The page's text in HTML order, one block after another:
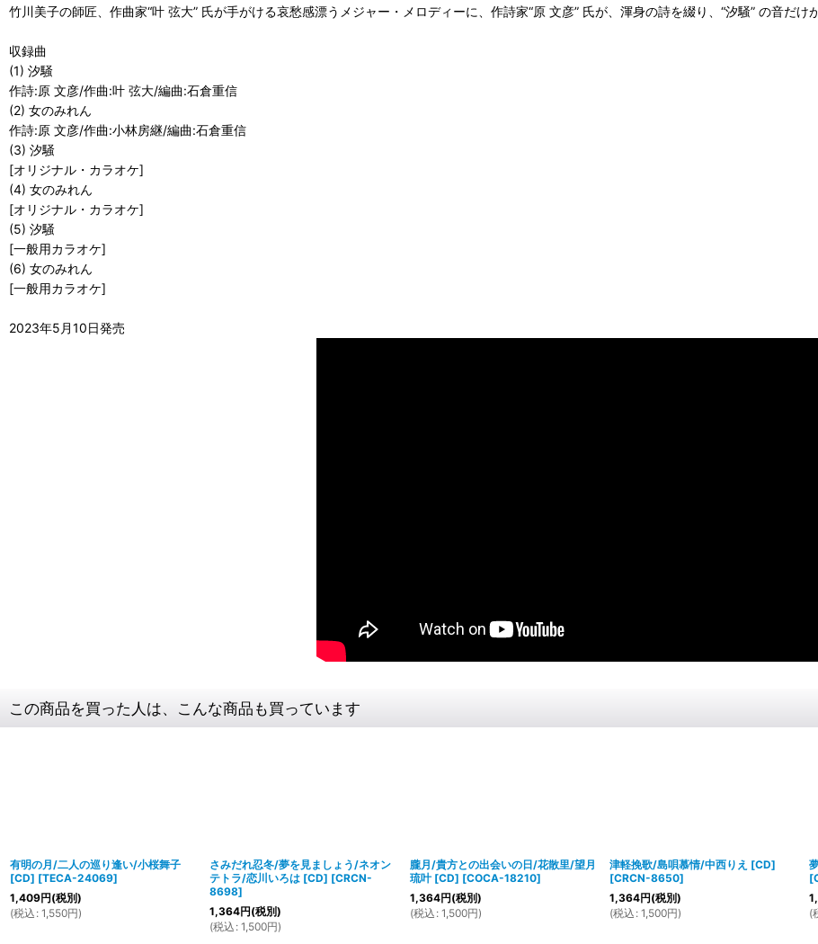
竹川美子の師匠、作曲家“叶 弦大” 氏が手がける哀愁感漂うメジャー・メロディーに、作詩家“原 文彦” 氏が、渾身の詩を綴り、“汐騒” の音だ
収録曲
(1) 汐騒
作詩:原 文彦/作曲:叶 弦大/編曲:石倉重信
(2) 女のみれん
作詩:原 文彦/作曲:小林房継/編曲:石倉重信
(3) 汐騒
[オリジナル・カラオケ]
(4) 女のみれん
[オリジナル・カラオケ]
(5) 汐騒
[一般用カラオケ]
(6) 女のみれん
[一般用カラオケ]
2023年5月10日発売
この商品を買った人は、こんな商品も買っています
有明の月/二人の巡り逢い/小桜舞子
[CD] [TECA-24069]
1,409円(税別)
(税込 : 1,550円)
さみだれ忍冬/夢を見ましょう/ネオン
テトラ/恋川いろは [CD] [CRCN-
8698]
1,364円(税別)
(税込 : 1,500円)
朧月/貴方との出会いの日/花散里/望月
琉叶 [CD] [COCA-18210]
1,364円(税別)
(税込 : 1,500円)
津軽挽歌/島唄慕情/中西りえ [CD]
[CRCN-8650]
1,364円(税別)
(税込 : 1,500円)
(